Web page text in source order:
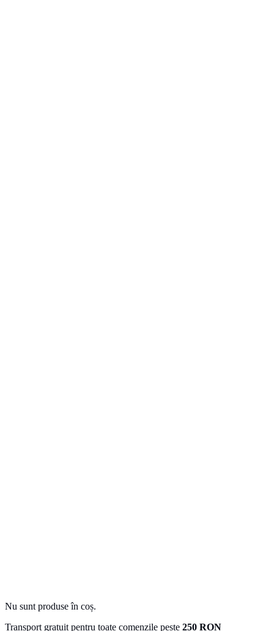
Nu sunt produse în coș.
Transport gratuit pentru toate comenzile peste 250 RON